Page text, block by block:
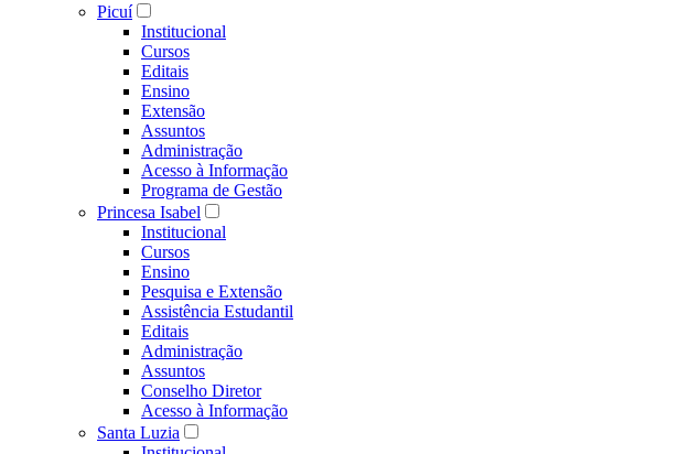
Picuí
Institucional
Cursos
Editais
Ensino
Extensão
Assuntos
Administração
Acesso à Informação
Programa de Gestão
Princesa Isabel
Institucional
Cursos
Ensino
Pesquisa e Extensão
Assistência Estudantil
Editais
Administração
Assuntos
Conselho Diretor
Acesso à Informação
Santa Luzia